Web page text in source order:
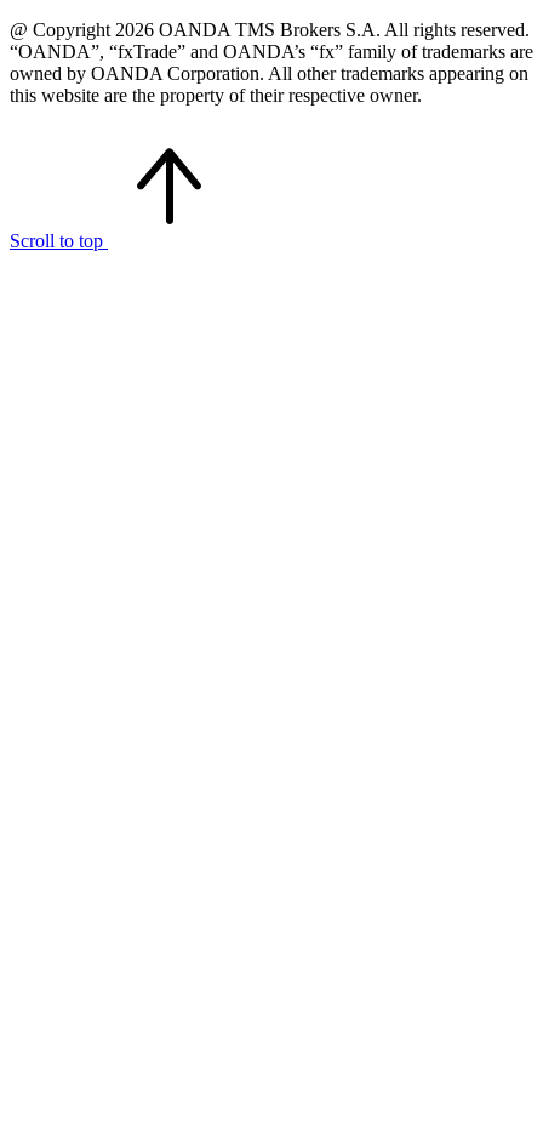
@ Copyright 2026 OANDA TMS Brokers S.A. All rights reserved.
“OANDA”, “fxTrade” and OANDA’s “fx” family of trademarks are
owned by OANDA Corporation. All other trademarks appearing on
this website are the property of their respective owner.
Scroll to top